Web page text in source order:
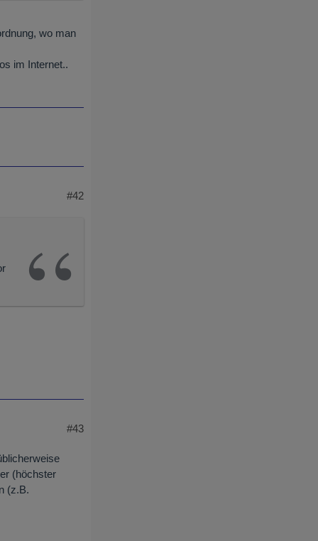
wo man
im Internet..
#42
#43
(höchster
(z.B.